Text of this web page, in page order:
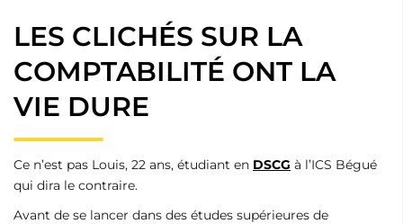
LES CLICHÉS SUR LA
COMPTABILITÉ ONT LA
VIE DURE
Ce n’est pas Louis, 22 ans, étudiant en DSCG à l’ICS Bégué
qui dira le contraire.
Avant de se lancer dans des études supérieures de